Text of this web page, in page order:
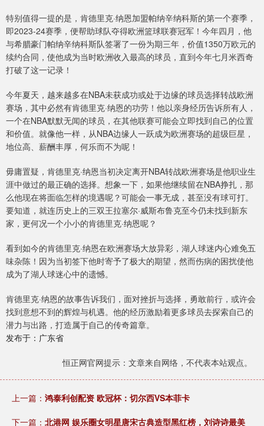
特别值得一提的是，肯德里克·纳恩加盟帕纳辛纳科斯的第一个赛季，
即2023-24赛季，便帮助球队夺得欧洲篮球联赛冠军！今年四月，他
与希腊豪门帕纳辛纳科斯队签署了一份为期三年，价值1350万欧元的
续约合同，使他成为当时欧洲收入最高的球员，直到今年七月米西奇
打破了这一记录！
今年夏天，越来越多在NBA未获成功或处于边缘的球员选择转战欧洲
赛场，其中必然有肯德里克·纳恩的功劳！他以亲身经历告诉所有人，
一个在NBA默默无闻的球员，在其他联赛可能会立即找到自己的位置
和价值。就像他一样，从NBA边缘人一跃成为欧洲赛场的超级巨星，
地位高、薪酬丰厚，何乐而不为呢！
毋庸置疑，肯德里克·纳恩当初决定离开NBA转战欧洲赛场是他职业生
涯中做过的最正确的选择。想象一下，如果他继续留在NBA挣扎，那
么他现在将面临怎样的境遇呢？可能会一事无成，甚至没有球可打。
要知道，就连历史上的三双王拉塞尔·威斯布鲁克至今仍未找到新东
家，更何况一个小小的肯德里克·纳恩呢？
看到如今的肯德里克·纳恩在欧洲赛场大放异彩，湖人球迷内心难免五
味杂陈！因为当初签下他时寄予了极大的期望，然而伤病的困扰使他
成为了湖人球迷心中的遗憾。
肯德里克·纳恩的故事告诉我们，面对挫折与选择，勇敢前行，或许会
找到意想不到的辉煌与机遇。他的经历激励着更多球员去探索自己的
潜力与出路，打造属于自己的传奇篇章。
发布于：广东省
恒正网官网提示：文章来自网络，不代表本站观点。
上一篇： 鸿泰利创配资 欧冠杯：切尔西VS本菲卡
下一篇： 北港网 娱乐圈女明星唐宋古典造型黑红榜，刘诗诗最美